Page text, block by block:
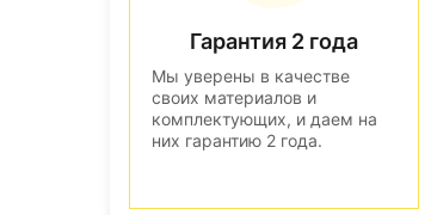
Гарантия 2 года
Мы уверены в качестве
своих материалов и
комплектующих, и даем на
них гарантию 2 года.